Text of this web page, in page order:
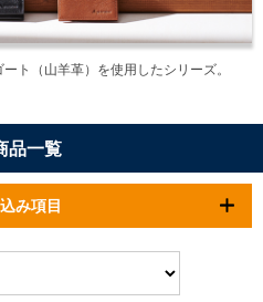
ト（山羊革）を使用したシリーズ。
品一覧
み項目